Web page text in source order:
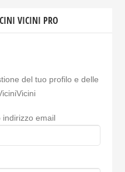
VICINI PRO
del tuo profilo e delle
indirizzo email